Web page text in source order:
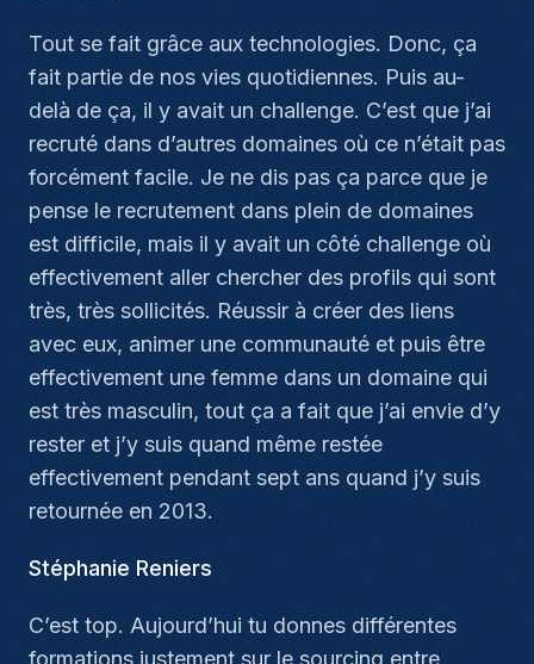
Tout se fait grâce aux technologies. Donc, ça
fait partie de nos vies quotidiennes. Puis au-
delà de ça, il y avait un challenge. C’est que j’ai
recruté dans d’autres domaines où ce n’était pas
forcément facile. Je ne dis pas ça parce que je
pense le recrutement dans plein de domaines
est difficile, mais il y avait un côté challenge où
effectivement aller chercher des profils qui sont
très, très sollicités. Réussir à créer des liens
avec eux, animer une communauté et puis être
effectivement une femme dans un domaine qui
est très masculin, tout ça a fait que j’ai envie d’y
rester et j’y suis quand même restée
effectivement pendant sept ans quand j’y suis
retournée en 2013.
Stéphanie Reniers
C’est top. Aujourd’hui tu donnes différentes
formations justement sur le sourcing entre